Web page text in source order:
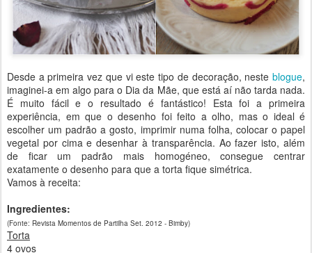
Desde a primeira vez que vi este tipo de decoração, neste blogue,
imaginei-a em algo para o Dia da Mãe, que está aí não tarda nada.
É muito fácil e o resultado é fantástico! Esta foi a primeira
experiência, em que o desenho foi feito a olho, mas o ideal é
escolher um padrão a gosto, imprimir numa folha, colocar o papel
vegetal por cima e desenhar à transparência. Ao fazer isto, além
de ficar um padrão mais homogéneo, consegue centrar
exatamente o desenho para que a torta fique simétrica.
Vamos à receita:
Ingredientes:
(Fonte: Revista Momentos de Partilha Set. 2012 - Bimby)
Torta
4 ovos